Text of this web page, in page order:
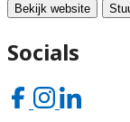
Bekijk website
Socials